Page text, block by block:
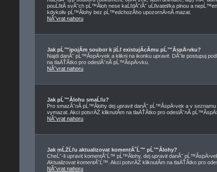
pouĹľitĂ­ svĂ˝ch pĹ™Ă­loh nese kaĹľdĂ˝/Ăˇ uĹľivatel/ka plnou a
kdykoliv pĹ™Ă­lohy bez pĹ™edchozĂ­ho upozornÄ›nĂ­ mazat.
NĂˇvrat nahoru
Jak pĹ™ipojĂ­m soubor k jiĹľ existujĂ­cĂ­mu pĹ™Ă­spÄ›vku?
Najdi danĂ˝ pĹ™Ă­spÄ›vek a klikni na ikonku upravit. DĂˇle postupuj
na tlaÄŤĂ­tko pro odeslĂˇnĂ­ pĹ™Ă­spÄ›vku.
NĂˇvrat nahoru
Jak pĹ™Ă­lohu smaĹľu?
Pro smazĂˇnĂ­ pĹ™Ă­lohy dej upravitdanĂ˝ pĹ™Ă­spÄ›vek a v
vymazat. Akci potvrÄŹ kliknutĂ­m na tlaÄŤĂ­tko pro odeslĂˇnĂ­
NĂˇvrat nahoru
Jak mĹŻĹľu aktualizovat komentĂˇĹ™ pĹ™Ă­lohy?
CheĹˇ-li upravit komentĂˇĹ™ pĹ™Ă­lohy, dej upravitdanĂ˝
Aktualizovat komentĂˇĹ™ . Akci potvrÄŹ kliknutĂ­m na tlaÄŤĂ­tko pro
NĂˇvrat nahoru